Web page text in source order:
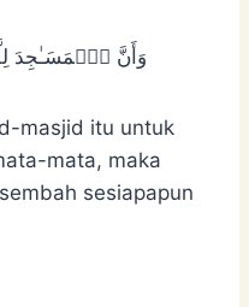
وَأَنَّ ٱلۡمَسَـٰجِدَ
masjid itu untuk
mata, maka
sesiapapun